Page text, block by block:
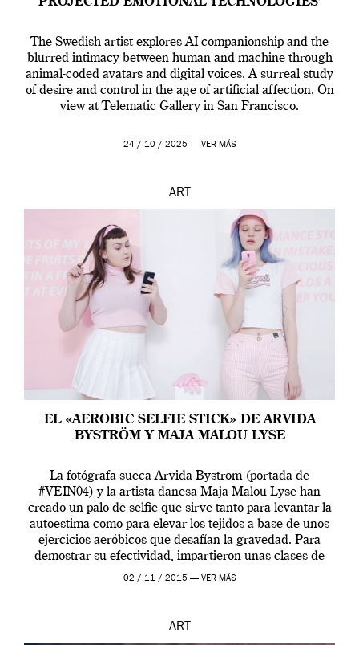
PROJECTED EMOTIONAL TECHNOLOGIES’
The Swedish artist explores AI companionship and the
blurred intimacy between human and machine through
animal-coded avatars and digital voices. A surreal study
of desire and control in the age of artificial affection. On
view at Telematic Gallery in San Francisco.
24 / 10 / 2025 — VER MÁS
ART
EL «AEROBIC SELFIE STICK» DE ARVIDA
BYSTRÖM Y MAJA MALOU LYSE
La fotógrafa sueca Arvida Byström (portada de
#VEIN04) y la artista danesa Maja Malou Lyse han
creado un palo de selfie que sirve tanto para levantar la
autoestima como para elevar los tejidos a base de unos
ejercicios aeróbicos que desafían la gravedad. Para
demostrar su efectividad, impartieron unas clases de
prueba en el Tate […]
02 / 11 / 2015 — VER MÁS
ART